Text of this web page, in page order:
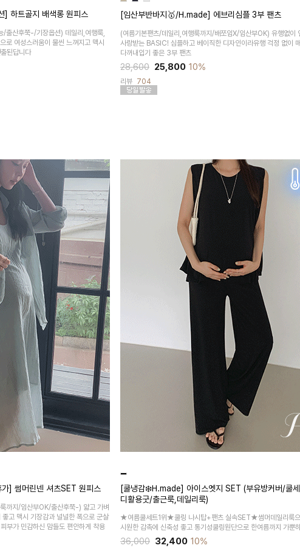
하트골지 배색롱 원피스
/출산후쭉-/기장옵션) 데일리,여행룩,
로 여성스러움이 물씬 느껴지고 맥시
된답니다
[임산부반바지🥇/H.made] 에브리심플 3부 팬츠
(여름기본팬츠/데일리,여행룩까지/배쪼임X/임산부OK) 유행없이
사랑받는 BASIC! 심플하고 베이직한 디자인이라유행 걱정 없이
다꺼내입기 좋은 3부 팬츠
28,600 25,800 10%
리뷰 704
] 썸머린넨 셔츠SET 원피스
까지/임산부OK/출산후쭉-) 얇고 가벼
고 맥시 기장감과 널널한 폭으로 군살
부가 민감하신 맘들도 편안하게 착용
[쿨냉감❄️H.made] 아이스엣지 SET (부유방커버/쿨
디활용굿/출근룩,데일리룩)
★여름쿨세트1위★쿨링 나시탑+팬츠 실속SET★썸머데일리룩
시원한 감촉에 신축성 좋고 통기성쿨링원단으로 한여름까지 가뿐
36,000 32,400 10%